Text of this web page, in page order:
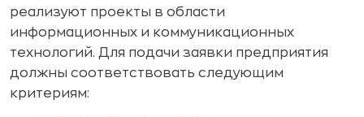
реализуют проекты в области
информационных и коммуникационных
технологий. Для подачи заявки предприятия
должны соответствовать следующим
критериям: